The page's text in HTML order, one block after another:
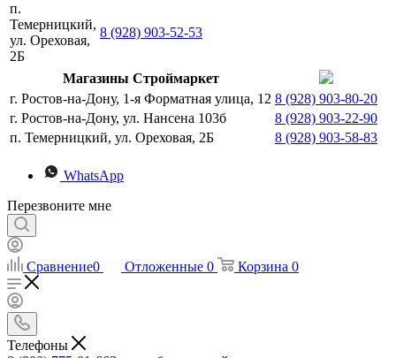
п.
Темерницкий,
ул. Ореховая,
2Б
8 (928) 903-52-53
Магазины Строймаркет
г. Ростов-на-Дону, 1-я Форматная улица, 12 8 (928) 903-80-20
г. Ростов-на-Дону, ул. Нансена 103б
8 (928) 903-22-90
п. Темерницкий, ул. Ореховая, 2Б
8 (928) 903-58-83
WhatsApp
Перезвоните мне
Сравнение0 Отложенные 0 Корзина 0
Телефоны